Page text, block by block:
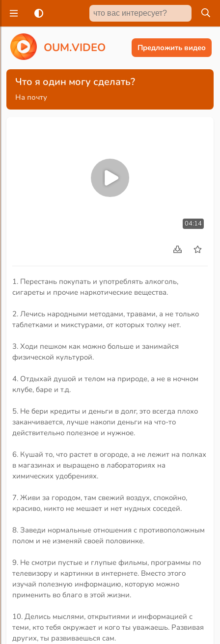
OUM.VIDEO Предложить видео
Что я один могу сделать?
На почту
04:14
1. Перестань покупать и употреблять алкоголь,
сигареты и прочие наркотические вещества.
2. Лечись народными методами, травами, а не только
таблетками и микстурами, от которых толку нет.
3. Ходи пешком как можно больше и занимайся
физической культурой.
4. Отдыхай душой и телом на природе, а не в ночном
клубе, баре и т.д.
5. Не бери кредиты и деньги в долг, это всегда плохо
заканчивается, лучше накопи деньги на что-то
действительно полезное и нужное.
6. Кушай то, что растет в огороде, а не лежит на полках
в магазинах и выращено в лабораториях на
химических удобрениях.
7. Живи за городом, там свежий воздух, спокойно,
красиво, никто не мешает и нет нудных соседей.
8. Заведи нормальные отношения с противоположным
полом и не изменяй своей половинке.
9. Не смотри пустые и глупые фильмы, программы по
телевизору и картинки в интернете. Вместо этого
изучай полезную информацию, которую можно
применить во благо в этой жизни.
10. Делись мыслями, открытиями и информацией с
теми, кто тебя окружает и кого ты уважаешь. Развивая
других, ты развиваешься сам.